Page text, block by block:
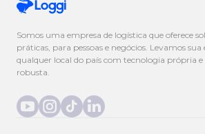
Somos uma empresa de logística que oferece
práticas, para pessoas e negócios. Levamos
qualquer local do país com tecnologia própria
robusta.